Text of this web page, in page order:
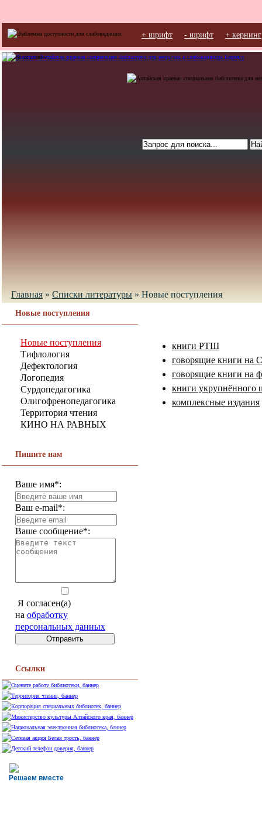
Главная » Списки литературы » Новые поступления
+ кернинг
- шрифт
+ шрифт
Новые поступления
Новые поступления
Тифлология
Дефектология
Логопедия
Сурдопедагогика
Олигофренопедагогика
Территория чтения
КИНО НА РАВНЫХ
Пишите нам
Ваше имя*:
Ваш e-mail*:
Ваше сообщение*:
Я согласен(а)
на обработку
персональных данных
Ссылки
Решаем вместе
книги РТШ
говорящие книги на
говорящие книги на
книги укрупнённого
комплексные издания